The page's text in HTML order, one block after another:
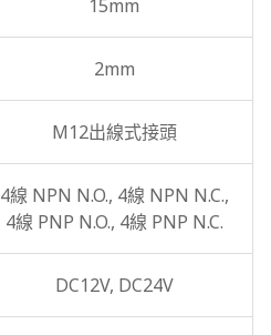
15mm
2mm
M12出線式接頭
4線 NPN N.O., 4線 NPN N.C.,
4線 PNP N.O., 4線 PNP N.C.
DC12V, DC24V